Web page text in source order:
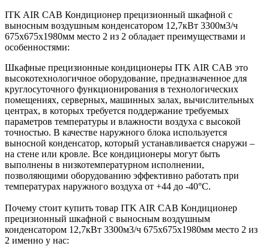
ITK AIR CAB Кондиционер прецизионный шкафной с
выносным воздушным конденсатором 12,7кВт 3300м3/ч
675х675х1980мм место 2 из 2 обладает преимуществами и
особенностями:
Шкафные прецизионные кондиционеры ITK AIR CAB это
высокотехнологичное оборудование, предназначенное для
круглосуточного функционирования в технологических
помещениях, серверных, машинных залах, вычислительных
центрах, в которых требуется поддержание требуемых
параметров температуры и влажности воздуха с высокой
точностью. В качестве наружного блока используется
выносной конденсатор, который устанавливается снаружи –
на стене или кровле. Все кондиционеры могут быть
выполнены в низкотемпературном исполнении,
позволяющими оборудованию эффективно работать при
температурах наружного воздуха от +44 до -40°С.
Почему стоит купить товар ITK AIR CAB Кондиционер
прецизионный шкафной с выносным воздушным
конденсатором 12,7кВт 3300м3/ч 675х675х1980мм место 2 из
2 именно у нас: